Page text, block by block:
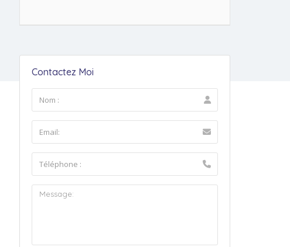
Contactez Moi